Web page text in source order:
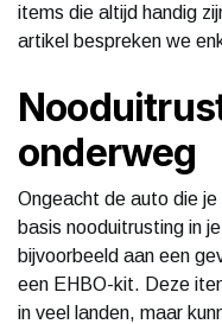
items die altijd handig
artikel bespreken we
onderweg
Ongeacht de auto die
basis nooduitrusting in
bijvoorbeeld aan een
een EHBO-kit. Deze
in veel landen, maar